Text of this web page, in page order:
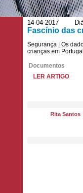
14-04-2017
Fascínio das
Segurança | Os
crianças em
Documentos
LER ARTIGO
Rita Santos